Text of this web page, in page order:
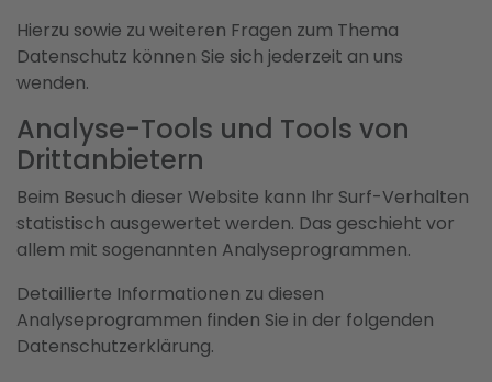
Hierzu sowie zu weiteren Fragen zum Thema
Datenschutz können Sie sich jederzeit an uns
wenden.
Analyse-Tools und Tools von
Dritt­anbietern
Beim Besuch dieser Website kann Ihr Surf-Verhalten
statistisch ausgewertet werden. Das geschieht vor
allem mit sogenannten Analyseprogrammen.
Detaillierte Informationen zu diesen
Analyseprogrammen finden Sie in der folgenden
Datenschutzerklärung.